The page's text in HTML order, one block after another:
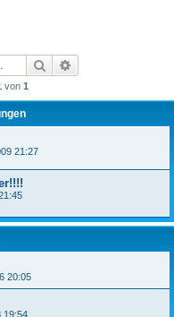
Suche
von 1
21:27
20:05
19:54